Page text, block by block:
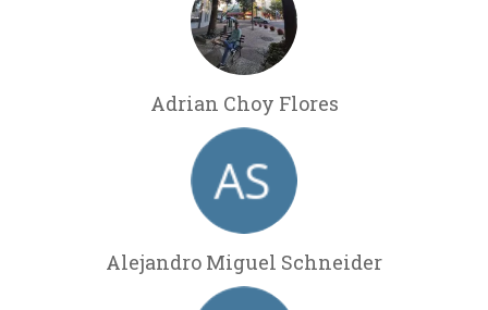
Adrian Choy Flores
Alejandro Miguel Schneider